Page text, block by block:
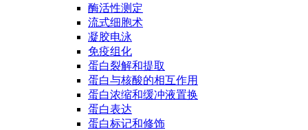
酶活性测定
流式细胞术
凝胶电泳
免疫组化
蛋白裂解和提取
蛋白与核酸的相互作用
蛋白浓缩和缓冲液置换
蛋白表达
蛋白标记和修饰